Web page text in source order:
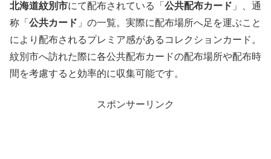
北海道紋別市にて配布されている「 公共配布カード 」、通
称「 公共カード 」の一覧。実際に配布場所へ足を運ぶこと
により配布されるプレミア感があるコレクションカード。
紋別市へ訪れた際に各公共配布カードの配布場所や配布時
間を考慮すると効率的に収集可能です。
スポンサーリンク